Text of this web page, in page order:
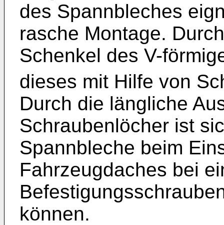
des Spannbleches
rasche Montage.
Schenkel des V-
dieses mit Hilfe von
Durch die längliche
Schraubenlöcher ist
Spannbleche beim
Fahrzeugdaches bei
können.